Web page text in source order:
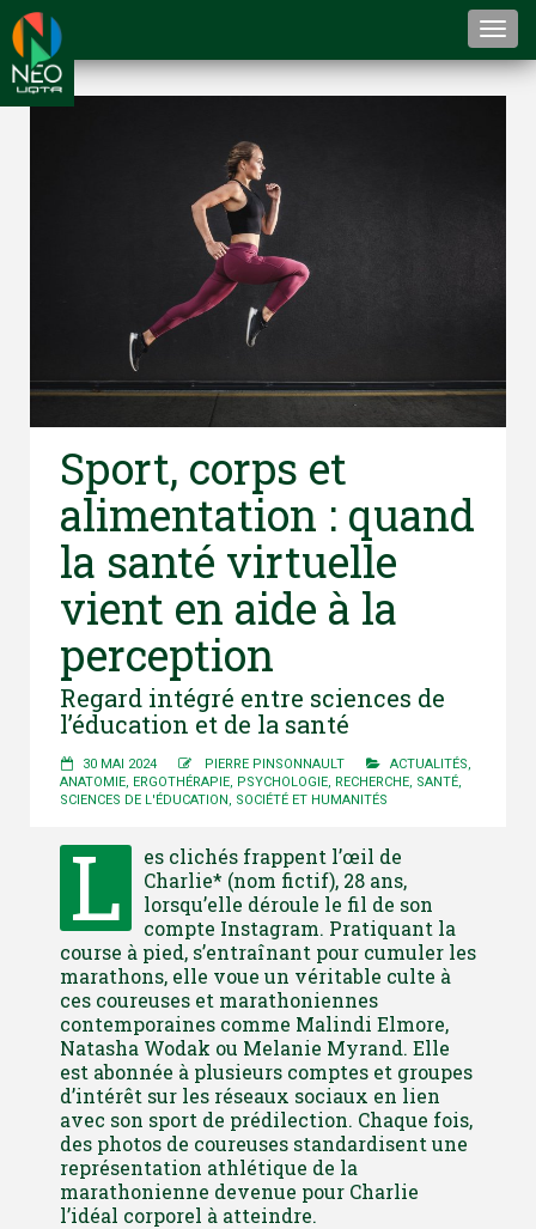
Sport, corps et
alimentation : quand
la santé virtuelle
vient en aide à la
perception
Regard intégré entre sciences de
l’éducation et de la santé
30 MAI 2024 PIERRE PINSONNAULT ACTUALITÉS,
ANATOMIE, ERGOTHÉRAPIE, PSYCHOLOGIE, RECHERCHE, SANTÉ,
SCIENCES DE L'ÉDUCATION, SOCIÉTÉ ET HUMANITÉS
L
es clichés frappent l’œil de
Charlie* (nom fictif), 28 ans,
lorsqu’elle déroule le fil de son
compte Instagram. Pratiquant la
course à pied, s’entraînant pour cumuler les
marathons, elle voue un véritable culte à
ces coureuses et marathoniennes
contemporaines comme Malindi Elmore,
Natasha Wodak ou Melanie Myrand. Elle
est abonnée à plusieurs comptes et groupes
d’intérêt sur les réseaux sociaux en lien
avec son sport de prédilection. Chaque fois,
des photos de coureuses standardisent une
représentation athlétique de la
marathonienne devenue pour Charlie
l’idéal corporel à atteindre.